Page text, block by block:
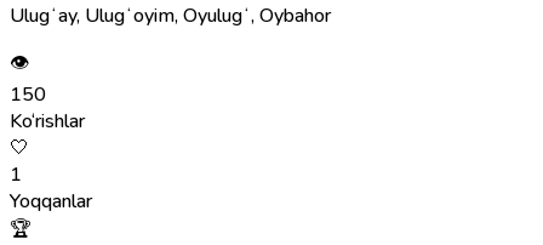
Ulugʻay, Ulugʻoyim, Oyulugʻ, Oybahor
👁
150
Ko‘rishlar
🤍
1
Yoqqanlar
🏆